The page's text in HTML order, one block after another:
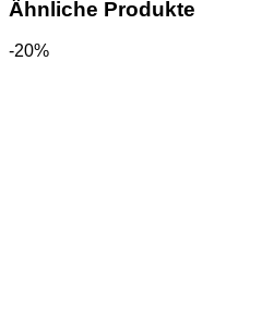
Ähnliche Produkte
-20%